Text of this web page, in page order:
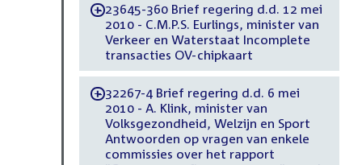
-23645-360 Brief regering d.d. 12 mei
2010 - C.M.P.S. Eurlings, minister van
Verkeer en Waterstaat Incomplete
transacties OV-chipkaart
-32267-4 Brief regering d.d. 6 mei
2010 - A. Klink, minister van
Volksgezondheid, Welzijn en Sport
Antwoorden op vragen van enkele
commissies over het rapport